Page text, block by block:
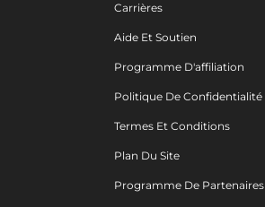
Carrières
Aide Et Soutien
Programme D'affiliation
Politique De Confidentialité
Termes Et Conditions
Plan Du Site
Programme De Partenaires